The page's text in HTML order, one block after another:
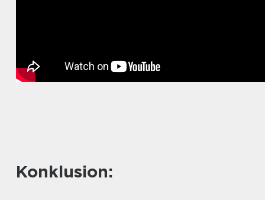
Konklusion: